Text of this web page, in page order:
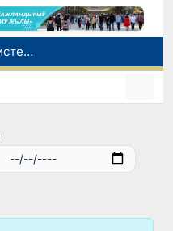
Қайта қамсызландырыў системасы тез раўажланып атырған Өзбекстан экономикасы ушын не береди?
Ташкент аўыр атлетика бойынша Азия чемпионатына таярланбақта
Елимиз дөретиўшилери өз кәсиби ҳәм мийнети менен мақтанады